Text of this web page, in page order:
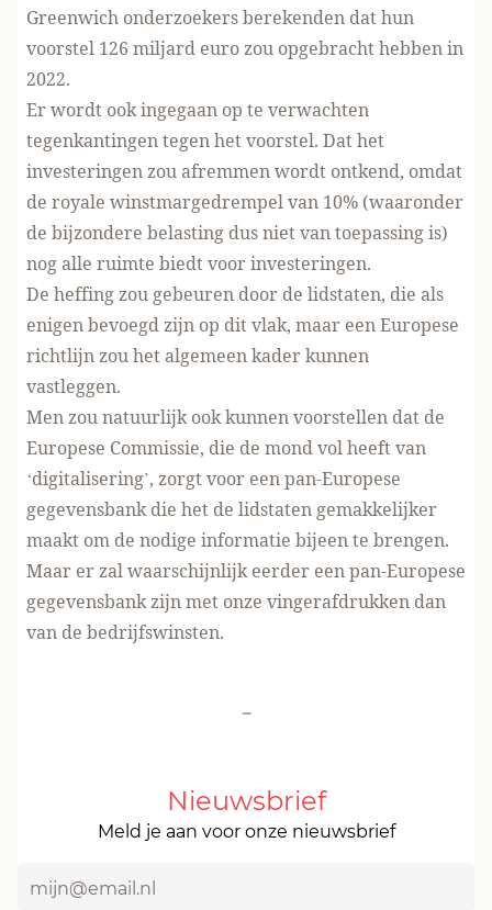
Greenwich onderzoekers berekenden dat hun
voorstel 126 miljard euro zou opgebracht hebben in
2022.
Er wordt ook ingegaan op te verwachten
tegenkantingen tegen het voorstel. Dat het
investeringen zou afremmen wordt ontkend, omdat
de royale winstmargedrempel van 10% (waaronder
de bijzondere belasting dus niet van toepassing is)
nog alle ruimte biedt voor investeringen.
De heffing zou gebeuren door de lidstaten, die als
enigen bevoegd zijn op dit vlak, maar een Europese
richtlijn zou het algemeen kader kunnen
vastleggen.
Men zou natuurlijk ook kunnen voorstellen dat de
Europese Commissie, die de mond vol heeft van
‘digitalisering’, zorgt voor een pan-Europese
gegevensbank die het de lidstaten gemakkelijker
maakt om de nodige informatie bijeen te brengen.
Maar er zal waarschijnlijk eerder een pan-Europese
gegevensbank zijn met onze vingerafdrukken dan
van de bedrijfswinsten.
-
Nieuwsbrief
Meld je aan voor onze nieuwsbrief